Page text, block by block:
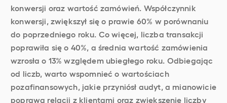
konwersji oraz wartość zamówień. Współczynnik
konwersji, zwiększył się o prawie 60% w porównaniu
do poprzedniego roku. Co więcej, liczba transakcji
poprawiła się o 40%, a średnia wartość zamówienia
wzrosła o 13% względem ubiegłego roku. Odbiegając
od liczb, warto wspomnieć o wartościach
pozafinansowych, jakie przyniósł audyt, a mianowicie
poprawa relacji z klientami oraz zwiększenie liczby